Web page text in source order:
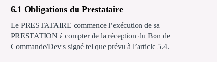
6.1 Obligations du Prestataire
Le PRESTATAIRE commence l’exécution de sa
PRESTATION à compter de la réception du Bon de
Commande/Devis signé tel que prévu à l’article 5.4.